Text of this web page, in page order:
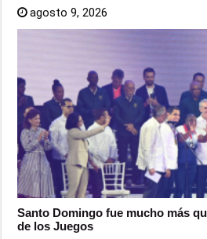
agosto 9, 2026
Santo Domingo fue mucho más
de los Juegos